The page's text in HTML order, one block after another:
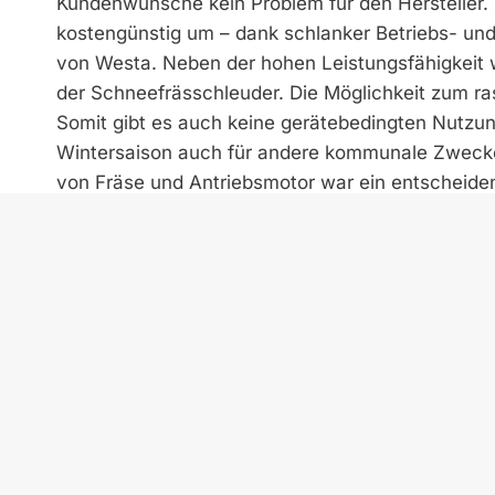
kostengünstig um – dank schlanker Betriebs-
von Westa. Neben der hohen Leistungsfähigkeit
der Schneefrässchleuder. Die Möglichkeit zum
Somit gibt es auch keine gerätebedingten
Wintersaison auch für andere kommunale
von Fräse und Antriebsmotor war ein